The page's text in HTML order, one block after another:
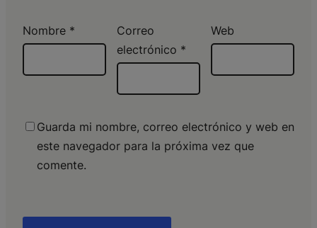
Nombre *
Correo
electrónico *
Web
Guarda mi nombre, correo electrónico y web en
este navegador para la próxima vez que
comente.